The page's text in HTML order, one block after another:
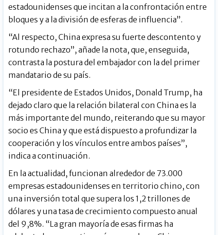
estadounidenses que incitan a la confrontación entre
bloques y a la división de esferas de influencia”.
“Al respecto, China expresa su fuerte descontento y
rotundo rechazo”, añade la nota, que, enseguida,
contrasta la postura del embajador con la del primer
mandatario de su país.
“El presidente de Estados Unidos, Donald Trump, ha
dejado claro que la relación bilateral con China es la
más importante del mundo, reiterando que su mayor
socio es China y que está dispuesto a profundizar la
cooperación y los vínculos entre ambos países”,
indica a continuación.
En la actualidad, funcionan alrededor de 73.000
empresas estadounidenses en territorio chino, con
una inversión total que supera los 1,2 trillones de
dólares y una tasa de crecimiento compuesto anual
del 9,8%. “La gran mayoría de esas firmas ha